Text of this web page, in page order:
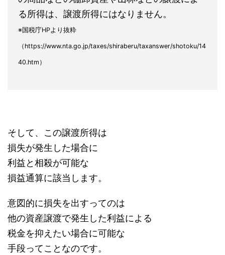
る所得は、譲渡所得にはなりません。
※国税庁HPより抜粋
（https://www.nta.go.jp/taxes/shiraberu/taxanswer/shotoku/14
40.htm）
そして、この譲渡所得は
損失が発生した場合に
利益と相殺が可能な
損益通算に該当します。
意図的に損失を出すってのは
他の資産譲渡で発生した利益による
税金を抑えたい場合に可能な
手段ってことなのです。